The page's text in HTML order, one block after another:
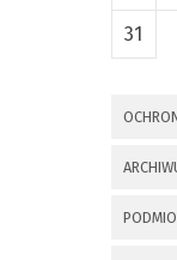
31